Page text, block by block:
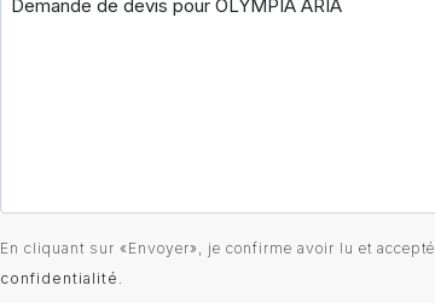
En cliquant sur «Envoyer», je confirme avoir lu et accepté
confidentialité .